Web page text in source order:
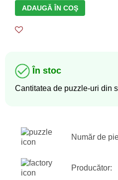
ADAUGĂ ÎN COŞ
În stoc
Cantitatea de puzzle-uri din
Număr de
Producător: